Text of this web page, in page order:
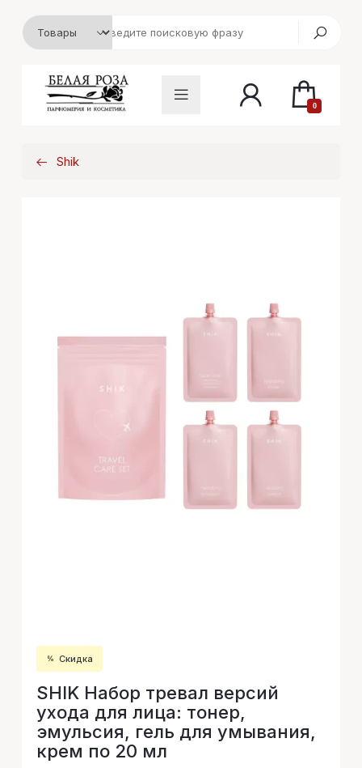
0
Shik
Скидка
SHIK Набор тревал версий
ухода для лица: тонер,
эмульсия, гель для умывания,
крем по 20 мл